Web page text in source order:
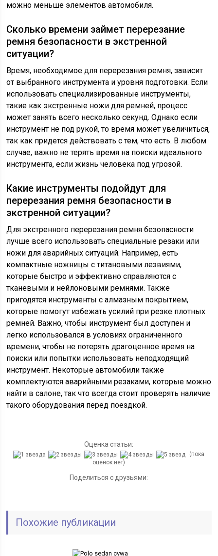
можно меньше элементов автомобиля.
Сколько времени займет перерезание
ремня безопасности в экстренной
ситуации?
Время, необходимое для перерезания ремня, зависит
от выбранного инструмента и уровня подготовки. Если
использовать специализированные инструменты,
такие как экстренные ножи для ремней, процесс
может занять всего несколько секунд. Однако если
инструмент не под рукой, то время может увеличиться,
так как придется действовать с тем, что есть. В любом
случае, важно не терять время на поиски идеального
инструмента, если жизнь человека под угрозой.
Какие инструменты подойдут для
перерезания ремня безопасности в
экстренной ситуации?
Для экстренного перерезания ремня безопасности
лучше всего использовать специальные резаки или
ножи для аварийных ситуаций. Например, есть
компактные ножницы с титановыми лезвиями,
которые быстро и эффективно справляются с
тканевыми и нейлоновыми ремнями. Также
пригодятся инструменты с алмазным покрытием,
которые помогут избежать усилий при резке плотных
ремней. Важно, чтобы инструмент был доступен и
легко использовался в условиях ограниченного
времени, чтобы не потерять драгоценное время на
поиски или попытки использовать неподходящий
инструмент. Некоторые автомобили также
комплектуются аварийными резаками, которые можно
найти в салоне, так что всегда стоит проверять наличие
такого оборудования перед поездкой.
Оценка статьи:
(пока
оценок нет)
Поделиться с друзьями:
Похожие публикации